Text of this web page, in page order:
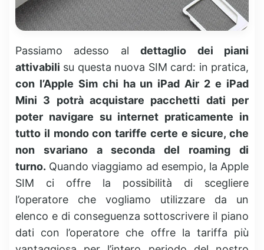
Passiamo adesso aldettaglio dei piani
attivabili su questa nuova SIM card: in pratica,
con l’Apple Sim chi ha un iPad Air 2 e iPad
Mini 3 potrà acquistare pacchetti dati per
poter navigare su internet praticamente in
tutto il mondo con tariffe certe e sicure, che
non svariano a seconda del roaming di
turno. Quando viaggiamo ad esempio, la Apple
SIM ci offre la possibilità di scegliere
l’operatore che vogliamo utilizzare da un
elenco e di conseguenza sottoscrivere il piano
dati con l’operatore che offre la tariffa più